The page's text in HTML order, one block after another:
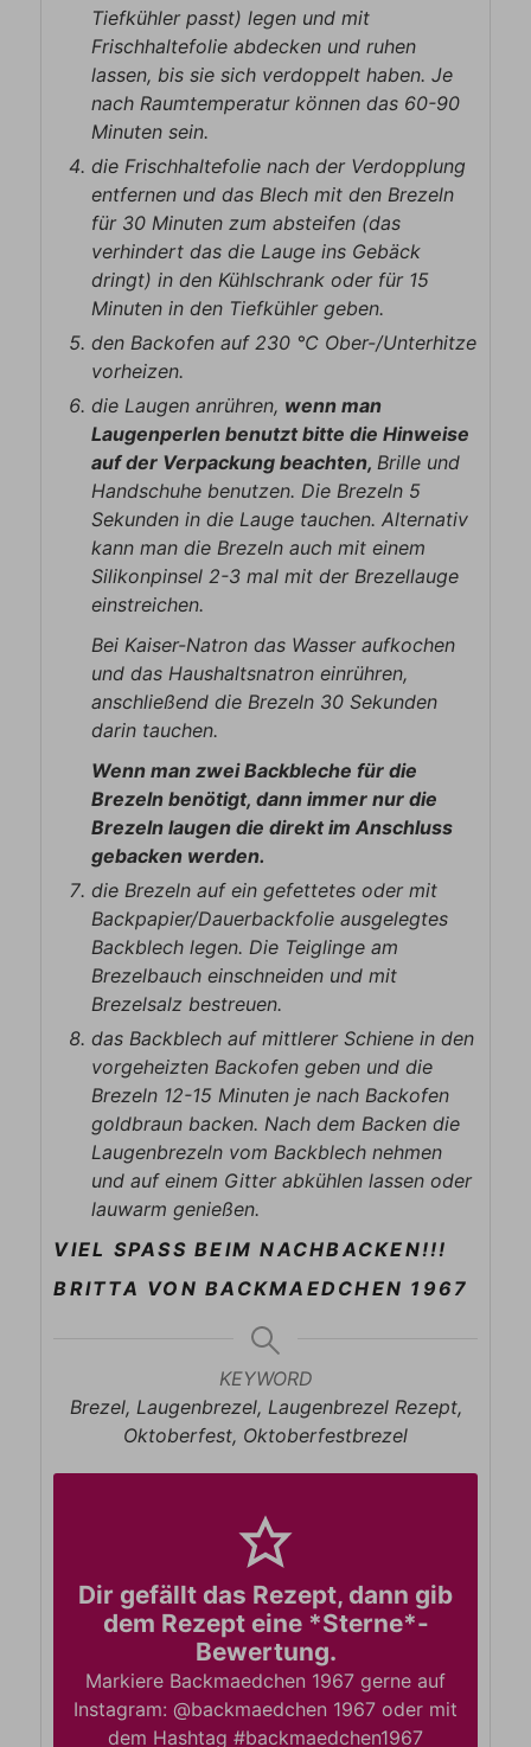
Tiefkühler passt) legen und mit
Frischhaltefolie abdecken und ruhen
lassen, bis sie sich verdoppelt haben. Je
nach Raumtemperatur können das 60-90
Minuten sein.
die Frischhaltefolie nach der Verdopplung
entfernen und das Blech mit den Brezeln
für 30 Minuten zum absteifen (das
verhindert das die Lauge ins Gebäck
dringt) in den Kühlschrank oder für 15
Minuten in den Tiefkühler geben.
den Backofen auf 230 ℃ Ober-/Unterhitze
vorheizen.
die Laugen anrühren, wenn man
Laugenperlen benutzt bitte die Hinweise
auf der Verpackung beachten, Brille und
Handschuhe benutzen. Die Brezeln 5
Sekunden in die Lauge tauchen. Alternativ
kann man die Brezeln auch mit einem
Silikonpinsel 2-3 mal mit der Brezellauge
einstreichen.
Bei Kaiser-Natron das Wasser aufkochen
und das Haushaltsnatron einrühren,
anschließend die Brezeln 30 Sekunden
darin tauchen.
Wenn man zwei Backbleche für die
Brezeln benötigt, dann immer nur die
Brezeln laugen die direkt im Anschluss
gebacken werden.
die Brezeln auf ein gefettetes oder mit
Backpapier/Dauerbackfolie ausgelegtes
Backblech legen. Die Teiglinge am
Brezelbauch einschneiden und mit
Brezelsalz bestreuen.
das Backblech auf mittlerer Schiene in den
vorgeheizten Backofen geben und die
Brezeln 12-15 Minuten je nach Backofen
goldbraun backen. Nach dem Backen die
Laugenbrezeln vom Backblech nehmen
und auf einem Gitter abkühlen lassen oder
lauwarm genießen.
VIEL SPASS BEIM NACHBACKEN!!!
BRITTA VON BACKMAEDCHEN 1967
KEYWORD
Brezel, Laugenbrezel, Laugenbrezel Rezept,
Oktoberfest, Oktoberfestbrezel
Dir gefällt das Rezept, dann gib
dem Rezept eine *Sterne*-
Bewertung.
Markiere Backmaedchen 1967 gerne auf
Instagram: @backmaedchen 1967 oder mit
dem Hashtag #backmaedchen1967